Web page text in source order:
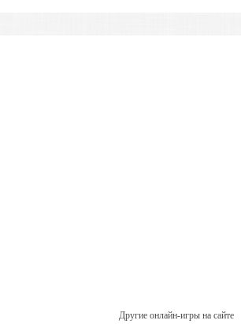
Другие онлайн-игры на сайте